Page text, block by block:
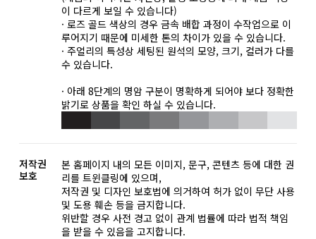
이 다르게 보일 수 있습니다)
· 로즈 골드 색상의 경우 금속 배합 과정이 수작업으로 이
루어지기 때문에 미세한 톤의 차이가 있을 수 있습니다.
· 주얼리의 특성상 세팅된 원석의 모양, 크기, 컬러가 다를
수 있습니다.
· 아래 8단계의 명암 구분이 명확하게 되어야 보다 정확한
밝기로 상품을 확인 하실 수 있습니다.
저작권
보호
본 홈페이지 내의 모든 이미지, 문구, 콘텐츠 등에 대한 권
리를 트윈클링에 있으며,
저작권 및 디자인 보호법에 의거하여 허가 없이 무단 사용
및 도용 훼손 등을 금지합니다.
위반할 경우 사전 경고 없이 관계 법률에 따라 법적 책임
을 받을 수 있음을 고지합니다.